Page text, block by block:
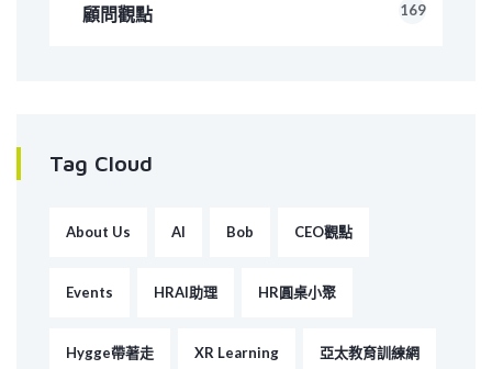
顧問觀點 169
Tag Cloud
About Us AI Bob CEO觀點
Events HRAI助理 HR圓桌小聚
Hygge帶著走 XR Learning 亞太教育訓練網